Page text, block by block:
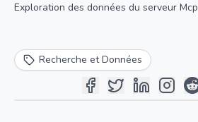
Exploration des données du serveur Mcp
Recherche et Données